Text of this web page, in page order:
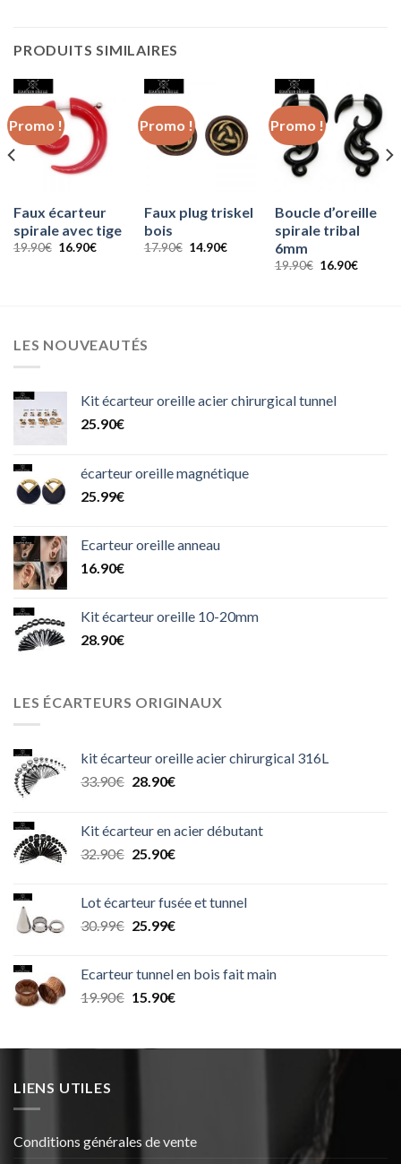
PRODUITS SIMILAIRES
Promo !
Faux écarteur
spirale avec tige
19.90€ Le
16.90€Le
Promo !
Faux plug triskel
bois
17.90€ Le
14.90€Le
Promo !
Boucle d’oreille
spirale tribal
6mm
19.90€ Le
16.90€Le
LES NOUVEAUTÉS
Kit écarteur oreille acier chirurgical tunnel
25.90€
écarteur oreille magnétique
25.99€
Ecarteur oreille anneau
16.90€
Kit écarteur oreille 10-20mm
28.90€
LES ÉCARTEURS ORIGINAUX
kit écarteur oreille acier chirurgical 316L
33.90€ Le
était :
33.90€.
28.90€Le
est :
28.90€.
Kit écarteur en acier débutant
32.90€ Le
était :
32.90€.
25.90€Le
est :
25.90€.
Lot écarteur fusée et tunnel
30.99€ Le
était :
30.99€.
25.99€Le
est :
25.99€.
Ecarteur tunnel en bois fait main
19.90€ Le
était :
15.90€Le
est :
LIENS UTILES
Conditions générales de vente